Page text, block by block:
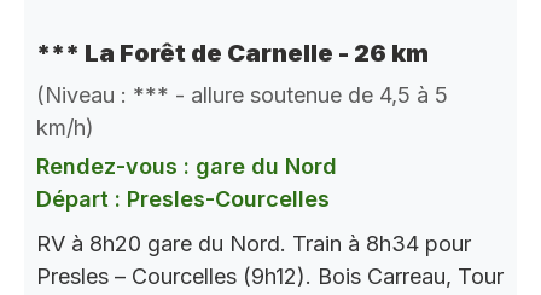
*** La Forêt de Carnelle - 26 km
(Niveau : *** - allure soutenue de 4,5 à 5
km/h)
Rendez-vous : gare du Nord
Départ : Presles-Courcelles
RV à 8h20 gare du Nord. Train à 8h34 pour
Presles – Courcelles (9h12). Bois Carreau, Tour